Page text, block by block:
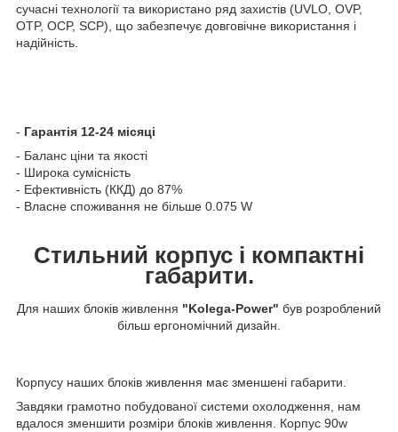
сучасні технології та використано ряд захистів (UVLO, OVP,
OTP, OCP, SCP), що забезпечує довговічне використання і
надійність.
- Гарантія 12-24 місяці
- Баланс ціни та якості
- Широка сумісність
- Ефективність (ККД) до 87%
- Власне споживання не більше 0.075 W
Стильний корпус і компактні
габарити.
Для наших блоків живлення "Kolega-Power" був розроблений
більш ергономічний дизайн.
Корпусу наших блоків живлення має зменшені габарити.
Завдяки грамотно побудованої системи охолодження, нам
вдалося зменшити розміри блоків живлення. Корпус 90w